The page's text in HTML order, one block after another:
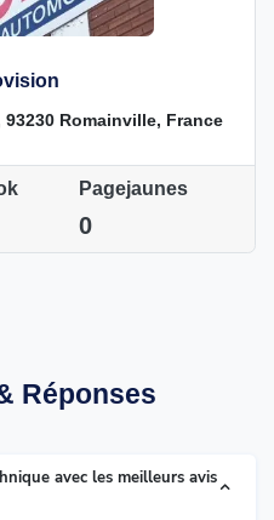
Romainville, France
Pagejaunes
0
Réponses
avec les meilleurs avis